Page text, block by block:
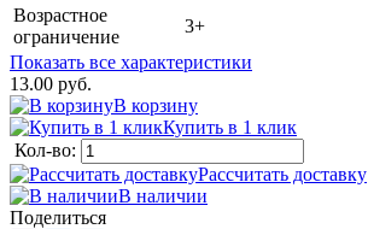
Возрастное
ограничение
3+
Показать все характеристики
13.00 руб.
В корзину
Купить в 1 клик
Кол-во:
Рассчитать доставку
В наличии
Поделиться